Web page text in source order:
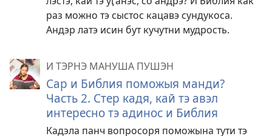
раз можно тэ сыстос кацавэ сундукоса.
Андэр латэ исин бут кучутни мудрость.
И ТЭРНЭ МАНУША ПУШЭН
Сар и Библия поможыя манди?
Часть 2. Стер кадя, кай тэ авэл
интересно тэ адинос и Библия
Кадэла панч вопросоря поможына тути тэ